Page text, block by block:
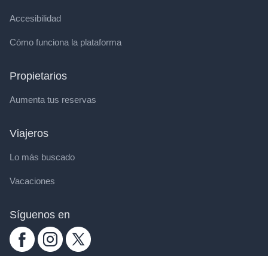
Accesibilidad
Cómo funciona la plataforma
Propietarios
Aumenta tus reservas
Viajeros
Lo más buscado
Vacaciones
Síguenos en